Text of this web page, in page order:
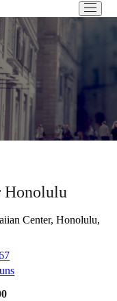
Honolulu
Center, Honolulu,